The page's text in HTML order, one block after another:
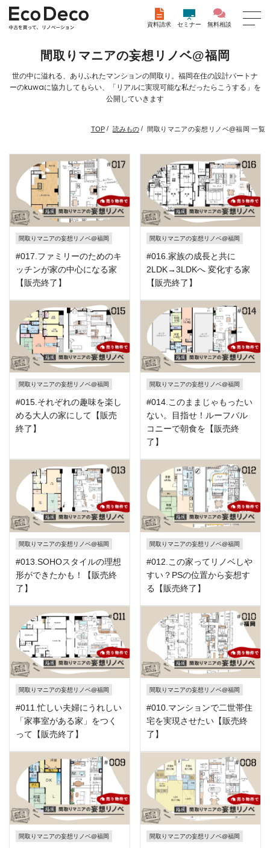
資料請求 セミナー 無料相談
間取りマニアの妄想リノベ@福岡
世の中に溢れる、ありふれたマンションの間取り。福岡在住の設計パートナ
ーのkuwaに協力してもらい、「リアルに実現可能な私だったらこうする」を
公開していきます
TOP/ 読みもの/ 間取りマニアの妄想リノベ@福岡 一覧
間取りマニアの妄想リノベ@福岡
#017.ファミリーのためのキ
ッチンが家の中心になる家
【販売終了】
間取りマニアの妄想リノベ@福岡
#016.家族の成長と共に
2LDK→3LDKへ 変化する家
【販売終了】
間取りマニアの妄想リノベ@福岡
#015.それぞれの趣味を楽し
める大人の家にして【販売
終了】
間取りマニアの妄想リノベ@福岡
#014.このままじゃもったい
ない。目指せ！ルーフバル
コニーで朝食を【販売終
了】
間取りマニアの妄想リノベ@福岡
#013.SOHOスタイルの理想
形ができたかも！【販売終
了】
間取りマニアの妄想リノベ@福岡
#012.この家ってリノベしや
すい？PSの位置から妄想す
る【販売終了】
間取りマニアの妄想リノベ@福岡
#011.忙しい夫婦にうれしい
「家事室がある家」をつく
って【販売終了】
間取りマニアの妄想リノベ@福岡
#010.マンションで二世帯住
宅を実現させたい【販売終
了】
間取りマニアの妄想リノベ@福岡 間取りマニアの妄想リノベ@福岡